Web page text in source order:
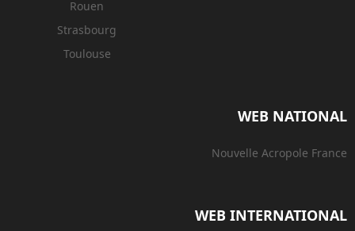
Rouen
Strasbourg
Toulouse
WEB NATIONAL
Nouvelle Acropole France
WEB INTERNATIONAL